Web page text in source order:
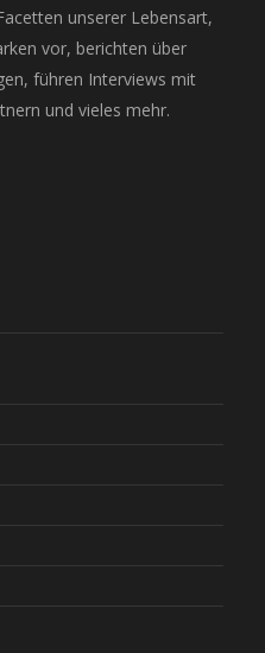
unserer Lebensart,
vor, berichten über
führen Interviews mit
und vieles mehr.